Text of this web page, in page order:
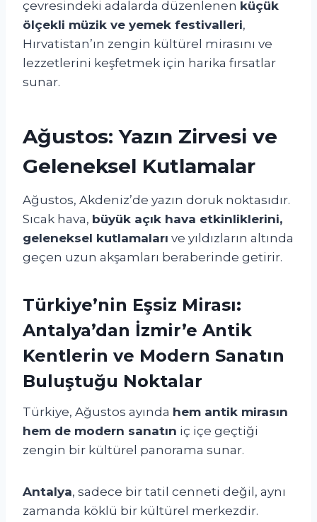
çevresindeki adalarda düzenlenen küçük
ölçekli müzik ve yemek festivalleri,
Hırvatistan’ın zengin kültürel mirasını ve
lezzetlerini keşfetmek için harika fırsatlar
sunar.
Ağustos: Yazın Zirvesi ve
Geleneksel Kutlamalar
Ağustos, Akdeniz’de yazın doruk noktasıdır.
Sıcak hava, büyük açık hava etkinliklerini,
geleneksel kutlamaları ve yıldızların altında
geçen uzun akşamları beraberinde getirir.
Türkiye’nin Eşsiz Mirası:
Antalya’dan İzmir’e Antik
Kentlerin ve Modern Sanatın
Buluştuğu Noktalar
Türkiye, Ağustos ayında hem antik mirasın
hem de modern sanatın iç içe geçtiği
zengin bir kültürel panorama sunar.
Antalya, sadece bir tatil cenneti değil, aynı
zamanda köklü bir kültürel merkezdir.